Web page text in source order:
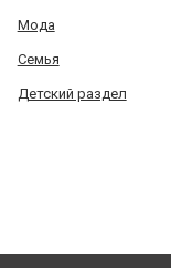
Мода
Семья
Детский раздел